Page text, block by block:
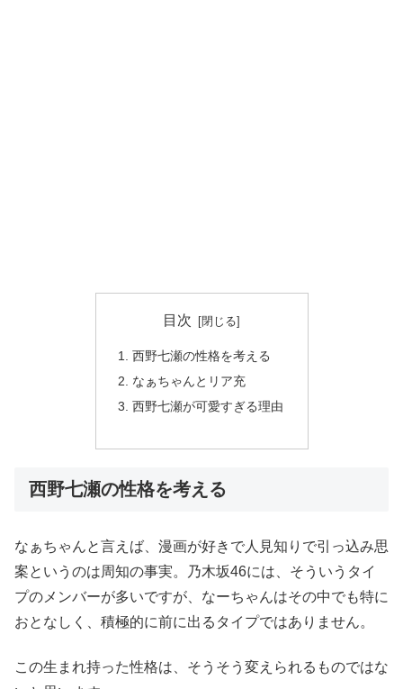
目次
西野七瀬の性格を考える
なぁちゃんとリア充
西野七瀬が可愛すぎる理由
西野七瀬の性格を考える
なぁちゃんと言えば、漫画が好きで人見知りで引っ込み思
案というのは周知の事実。乃木坂46には、そういうタイ
プのメンバーが多いですが、なーちゃんはその中でも特に
おとなしく、積極的に前に出るタイプではありません。
この生まれ持った性格は、そうそう変えられるものではな